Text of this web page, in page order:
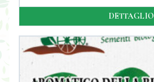
DETTAGLIO